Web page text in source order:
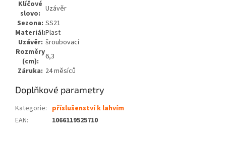
Klíčové
slovo: Uzávěr
Sezona: SS21
Materiál:Plast
Uzávěr: šroubovací
Rozměry
(cm):
6,3
Záruka: 24 měsíců
Doplňkové parametry
Kategorie: příslušenství k lahvím
EAN: 1066119525710